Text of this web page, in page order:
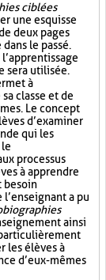
ciblées
une esquisse
deux pages
le passé.
sera utilisée.
à
classe et de
Le concept
d’examiner
qui les
processus
à apprendre
besoin
a pu
ainsi
les élèves à
d’eux-mêmes